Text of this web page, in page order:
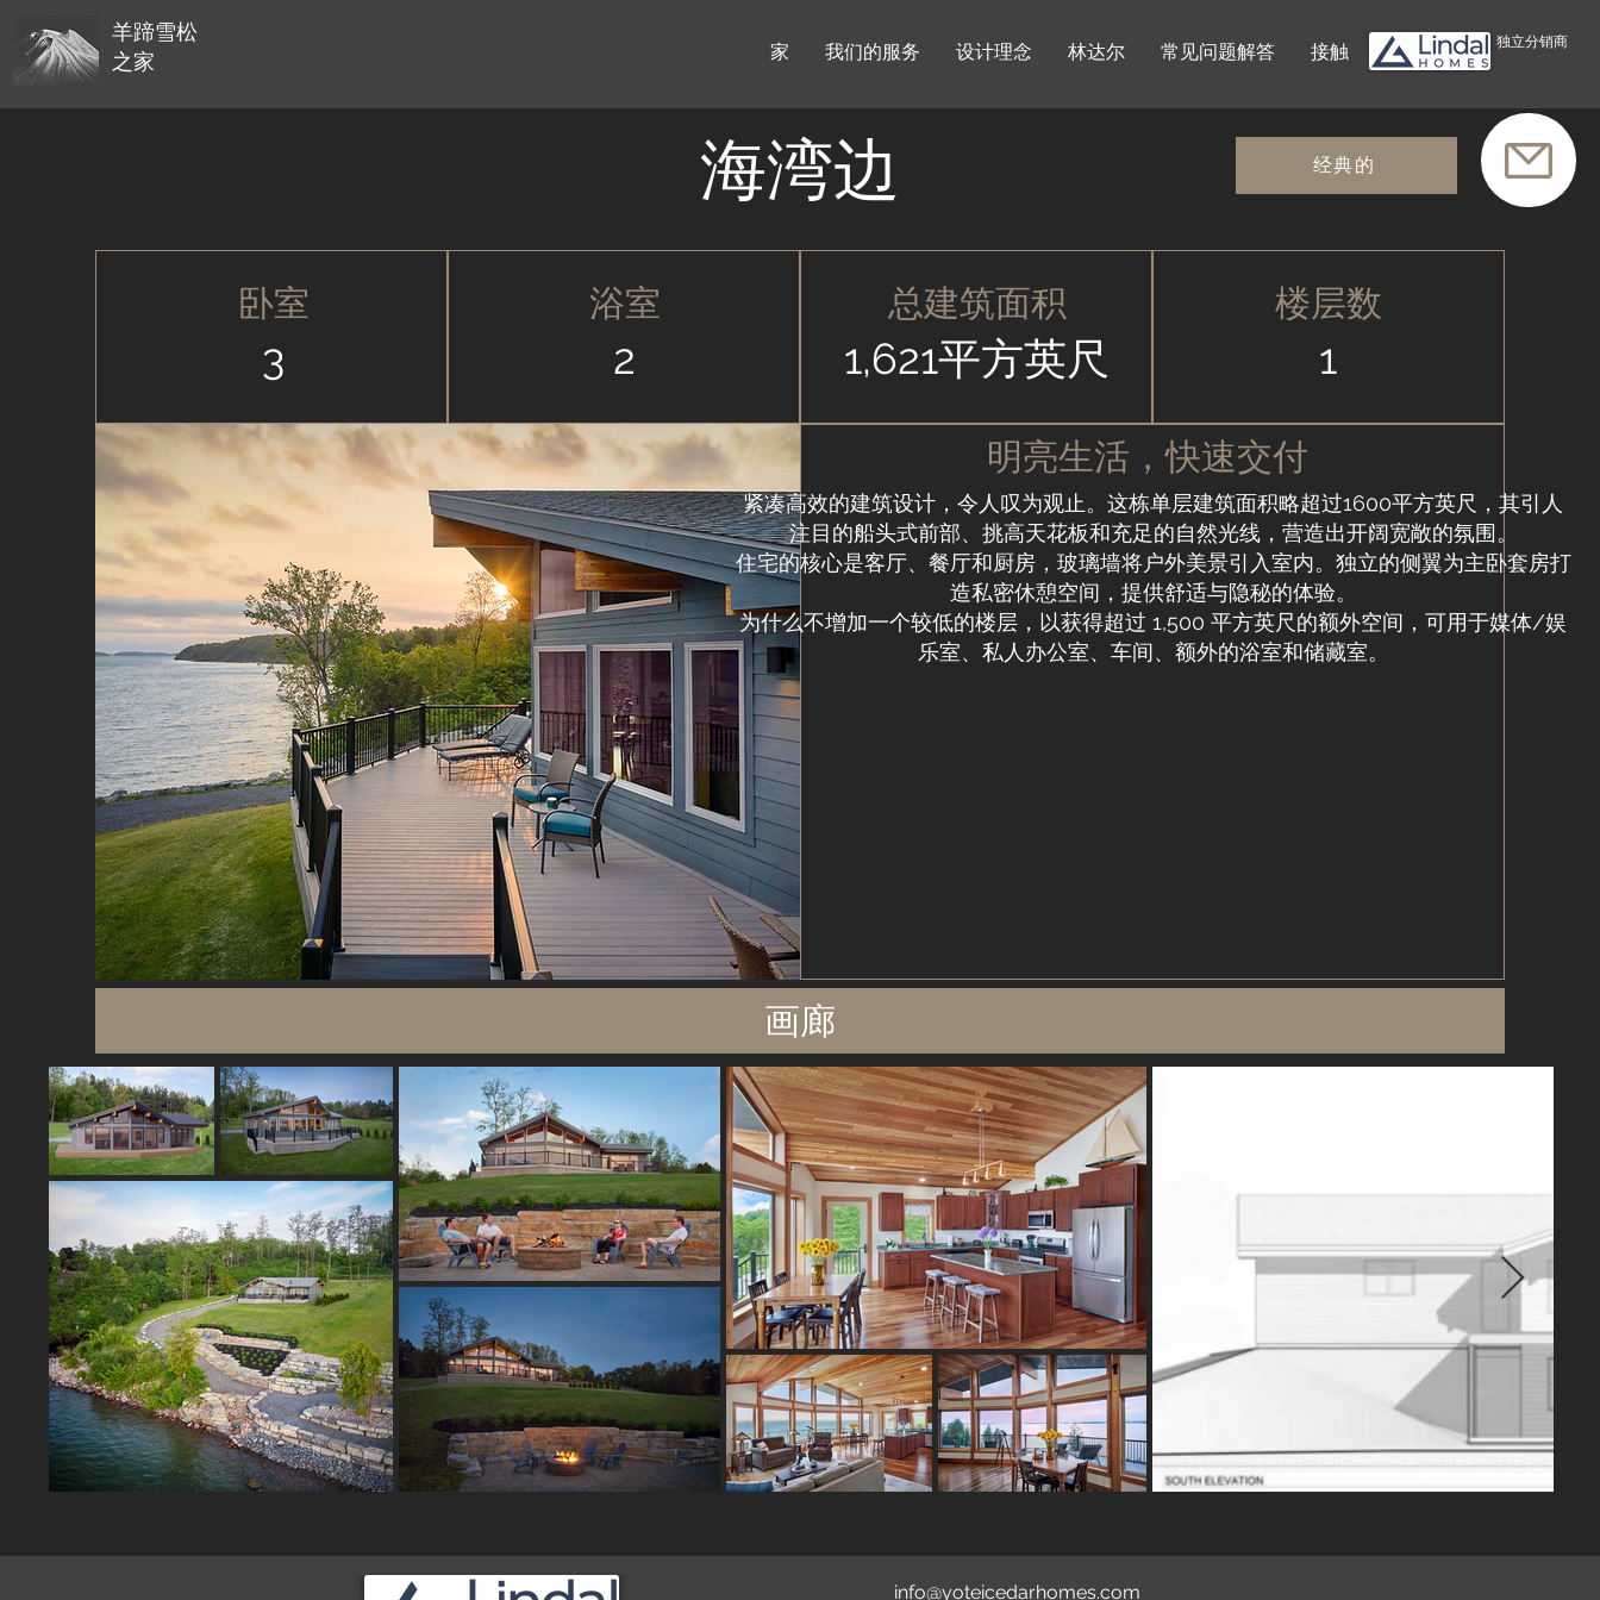
羊蹄雪松
之家
家 我们的服务 设计理念 林达尔 常见问题解答 接触 独立分销商
经典的
海湾边
卧室
3
浴室
2
总建筑面积
1,621平方英尺
楼层数
1
明亮生活，快速交付
紧凑高效的建筑设计，令人叹为观止。这栋单层建筑面积略超过1600平方英尺，其引人
注目的船头式前部、挑高天花板和充足的自然光线，营造出开阔宽敞的氛围。
住宅的核心是客厅、餐厅和厨房，玻璃墙将户外美景引入室内。独立的侧翼为主卧套房打
造私密休憩空间，提供舒适与隐秘的体验。
为什么不增加一个较低的楼层，以获得超过 1,500 平方英尺的额外空间，可用于媒体/娱
乐室、私人办公室、车间、额外的浴室和储藏室。
画廊
info@yoteicedarhomes.com